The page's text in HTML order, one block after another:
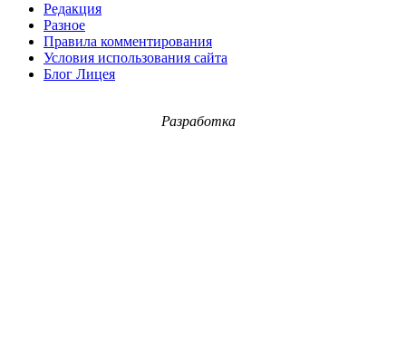
Редакция
Разное
Правила комментирования
Условия использования сайта
Блог Лицея
Разработка